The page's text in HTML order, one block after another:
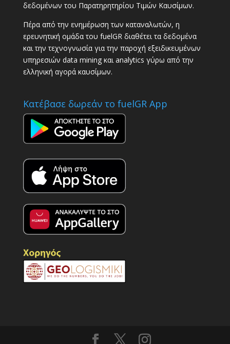
δεδομένων του Παρατηρητηρίου Τιμών Καυσίμων.
Πέρα από την ενημέρωση των καταναλωτών, η
ερευνητική ομάδα του fuelGR διαθέτει τα δεδομένα
και την τεχνογνωσία για την παροχή εξειδικευμένων
υπηρεσιών data mining και analytics γύρω από την
ελληνική αγορά καυσίμων.
Κατέβασε δωρεάν το fuelGR App